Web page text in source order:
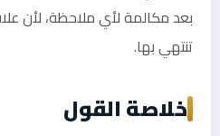
بعد مكالمة لأي ملاحظة، لأن
تنتهي بها.
خلاصة القول